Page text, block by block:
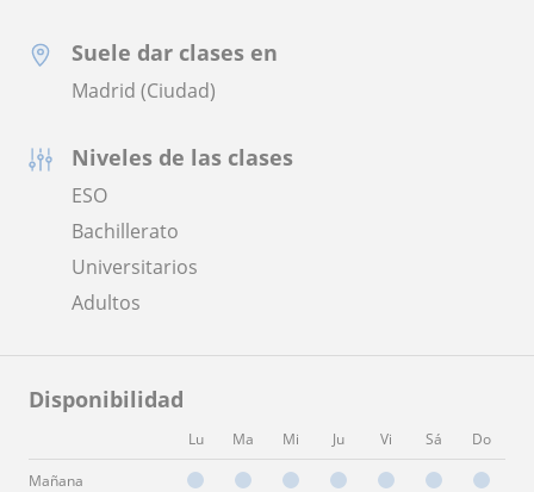
Suele dar clases en
Madrid (Ciudad)
Niveles de las clases
ESO
Bachillerato
Universitarios
Adultos
Disponibilidad
Lu Ma Mi Ju Vi Sá Do
Mañana